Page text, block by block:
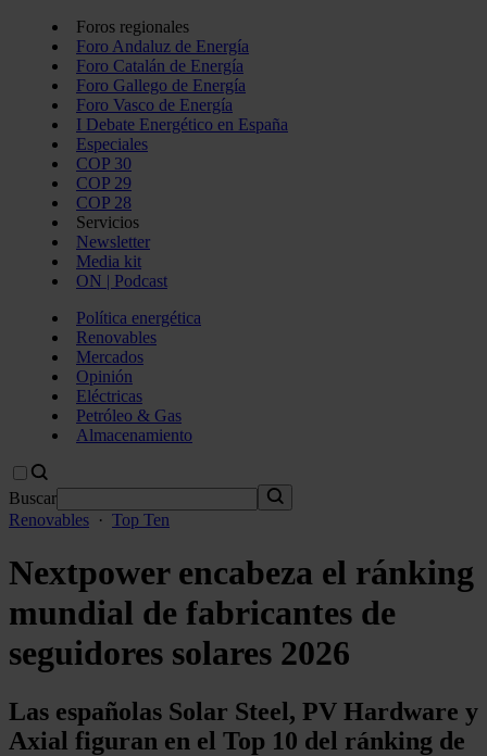
Foros regionales
Foro Andaluz de Energía
Foro Catalán de Energía
Foro Gallego de Energía
Foro Vasco de Energía
I Debate Energético en España
Especiales
COP 30
COP 29
COP 28
Servicios
Newsletter
Media kit
ON | Podcast
Política energética
Renovables
Mercados
Opinión
Eléctricas
Petróleo & Gas
Almacenamiento
Buscar
Renovables · Top Ten
Nextpower encabeza el ránking
mundial de fabricantes de
seguidores solares 2026
Las españolas Solar Steel, PV Hardware y
Axial figuran en el Top 10 del ránking de